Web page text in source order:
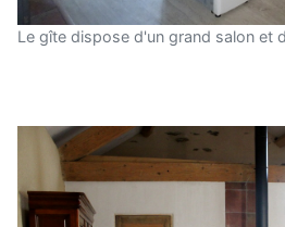
Le gîte dispose d'un grand salon et